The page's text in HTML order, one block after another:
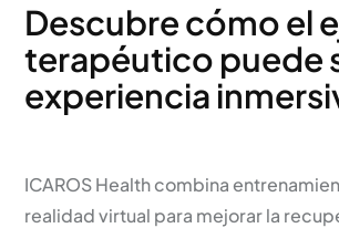
Descubre cómo el
terapéutico puede
experiencia
ICAROS Health combina
realidad virtual para mejorar la